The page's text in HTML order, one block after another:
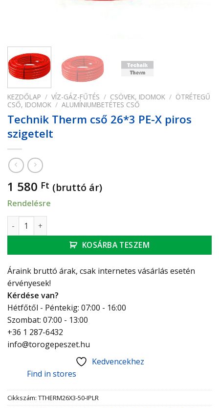
KEZDŐLAP / VÍZ-GÁZ-FŰTÉS / CSÖVEK, IDOMOK / ÖTRÉTEGŰ
CSŐ, IDOMOK / ALUMÍNIUMBETÉTES CSŐ
Technik Therm cső 26*3 PE-X piros
szigetelt
1 580 Ft (bruttó ár)
Rendelésre
Technik Therm cső 26*3 PE-X piros szigetelt mennyiség
KOSÁRBA TESZEM
Áraink bruttó árak, csak internetes vásárlás esetén
érvényesek!
Kérdése van?
Hétfőtől - Péntekig: 07:00 - 16:00
Szombat: 07:00 - 13:00
+36 1 287-6432
info@torogepeszet.hu
Kedvencekhez
Find in stores
Cikkszám: TTHERM26X3-50-IPLR